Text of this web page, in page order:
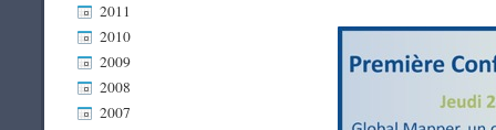
2011
2010
2009
2008
2007